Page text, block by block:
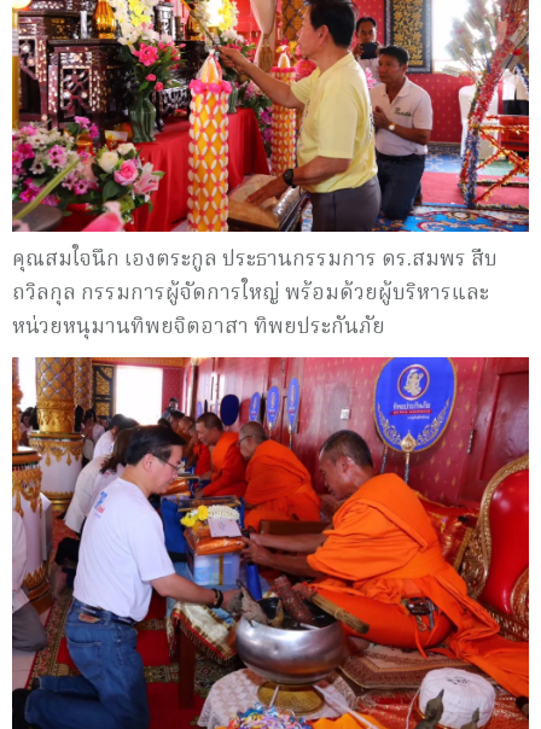
คุณสมใจนึก เองตระกูล ประธานกรรมการ ดร.สมพร สืบ
ถวิลกุล กรรมการผู้จัดการใหญ่ พร้อมด้วยผู้บริหารและ
หน่วยหนุมานทิพยจิตอาสา ทิพยประกันภัย